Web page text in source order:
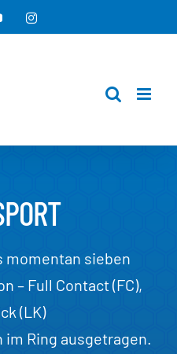
YouTubeInstagram
momentan sieben
– Full Contact (FC),
(LK)
im Ring ausgetragen.